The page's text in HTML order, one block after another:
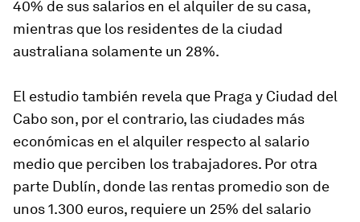
40% de sus salarios en el alquiler de su casa,
mientras que los residentes de la ciudad
australiana solamente un 28%.
El estudio también revela que Praga y Ciudad del
Cabo son, por el contrario, las ciudades más
económicas en el alquiler respecto al salario
medio que perciben los trabajadores. Por otra
parte Dublín, donde las rentas promedio son de
unos 1.300 euros, requiere un 25% del salario